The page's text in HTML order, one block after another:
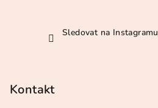
Sledovat na Instagramu
Kontakt